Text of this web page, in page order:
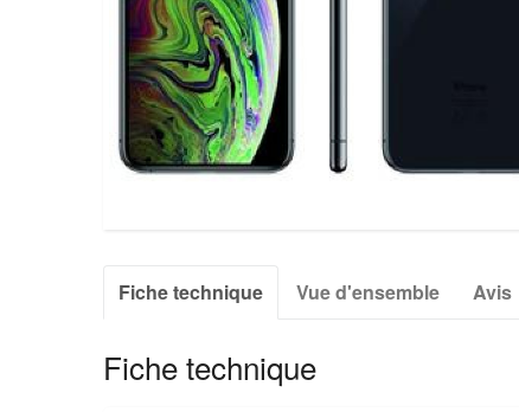
Fiche technique Vue d'ensemble Avis
Fiche technique